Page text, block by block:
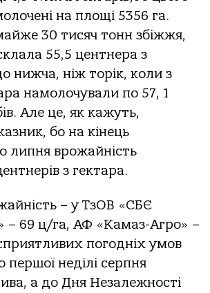
на площі 5356 га.
30 тисяч тонн збіжжя,
55,5 центнера з
нижча, ніж торік, коли з
намолочували по 57, 1
Але це, як кажуть,
бо на кінець
липня врожайність
з гектара.
– у ТзОВ «СБЄ
– 69 ц/га, АФ «Камаз-Агро» –
погодніх умов
першої неділі серпня
а до Дня Незалежності